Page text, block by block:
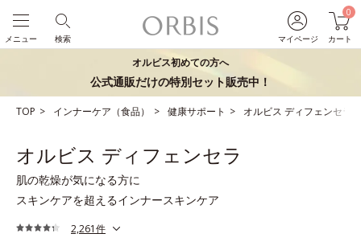
マイページ
0
カート
検索
メニュー
オルビス初めての方へ
公式通販だけの特別セット販売中！
TOP インナーケア（食品） 健康サポート オルビス ディフェンセラ
オルビス ディフェンセラ
肌の乾燥が気になる方に
スキンケアを超えるインナースキンケア
2,261件